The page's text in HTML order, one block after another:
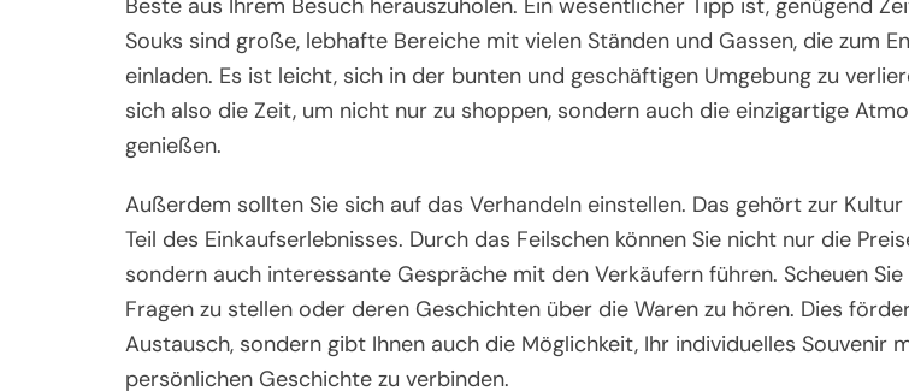
Beste aus Ihrem Besuch herauszuholen. Ein wesentlicher Tipp ist, genügend
Souks sind große, lebhafte Bereiche mit vielen Ständen und Gassen, die zum
einladen. Es ist leicht, sich in der bunten und geschäftigen Umgebung zu
sich also die Zeit, um nicht nur zu shoppen, sondern auch die einzigartige
genießen.
Außerdem sollten Sie sich auf das Verhandeln einstellen. Das gehört zur
Teil des Einkaufserlebnisses. Durch das Feilschen können Sie nicht nur die
sondern auch interessante Gespräche mit den Verkäufern führen. Scheuen
Fragen zu stellen oder deren Geschichten über die Waren zu hören. Dies
Austausch, sondern gibt Ihnen auch die Möglichkeit, Ihr individuelles Souvenir
persönlichen Geschichte zu verbinden.